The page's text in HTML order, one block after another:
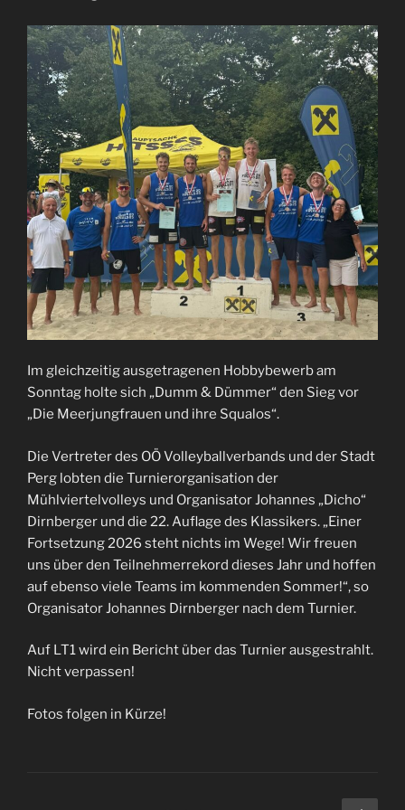
Im gleichzeitig ausgetragenen Hobbybewerb am
Sonntag holte sich „Dumm & Dümmer“ den Sieg vor
„Die Meerjungfrauen und ihre Squalos“.
Die Vertreter des OÖ Volleyballverbands und der Stadt
Perg lobten die Turnierorganisation der
Mühlviertelvolleys und Organisator Johannes „Dicho“
Dirnberger und die 22. Auflage des Klassikers. „Einer
Fortsetzung 2026 steht nichts im Wege! Wir freuen
uns über den Teilnehmerrekord dieses Jahr und hoffen
auf ebenso viele Teams im kommenden Sommer!“, so
Organisator Johannes Dirnberger nach dem Turnier.
Auf LT1 wird ein Bericht über das Turnier ausgestrahlt.
Nicht verpassen!
Fotos folgen in Kürze!